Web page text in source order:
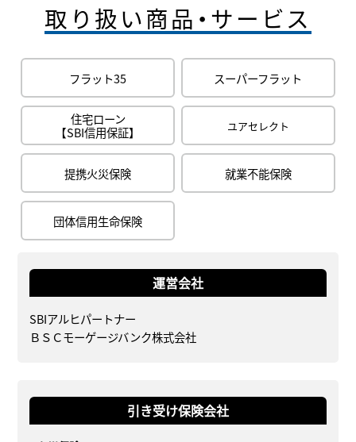
取り扱い商品・サービス
フラット35 スーパーフラット
住宅ローン
【SBI信用保証】
ユアセレクト
提携火災保険 就業不能保険
団体信用生命保険
運営会社
SBIアルヒパートナー
ＢＳＣモーゲージバンク株式会社
引き受け保険会社